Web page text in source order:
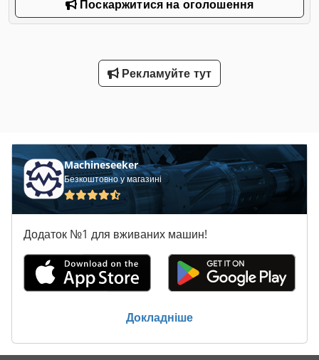
Поскаржитися на оголошення
Рекламуйте тут
Machineseeker
Безкоштовно у магазині
Додаток №1 для вживаних машин!
Докладніше